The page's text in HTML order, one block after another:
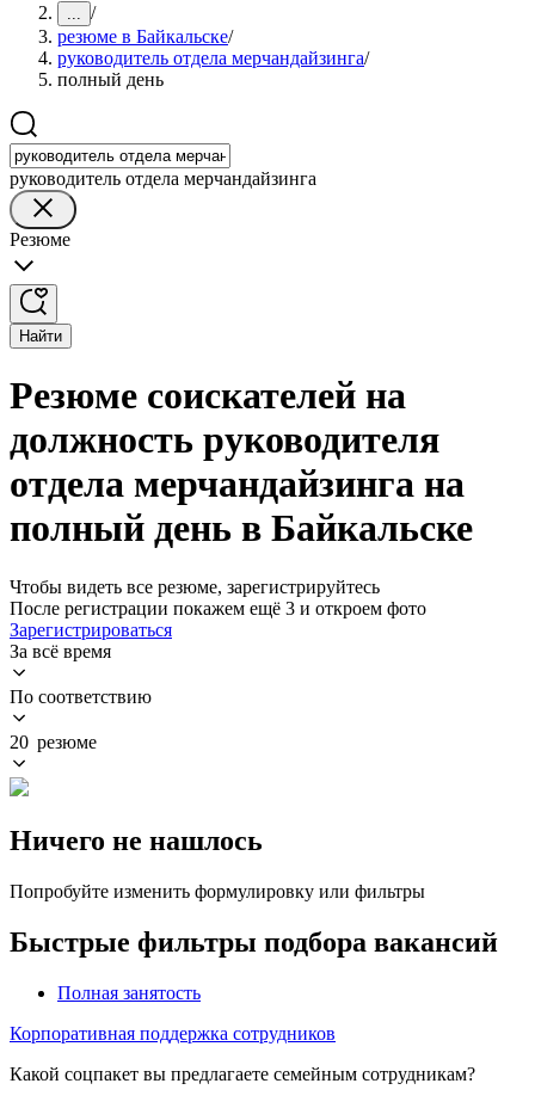
... /
резюме в Байкальске/
руководитель отдела мерчандайзинга/
полный день
руководитель отдела мерчандайзинга
Резюме
Найти
Резюме соискателей на
должность руководителя
отдела мерчандайзинга на
полный день в Байкальске
Чтобы видеть все резюме, зарегистрируйтесь
После регистрации покажем ещё 3 и откроем фото
Зарегистрироваться
За всё время
По соответствию
20 резюме
Ничего не нашлось
Попробуйте изменить формулировку или фильтры
Быстрые фильтры подбора вакансий
Полная занятость
Корпоративная поддержка сотрудников
Какой соцпакет вы предлагаете семейным сотрудникам?